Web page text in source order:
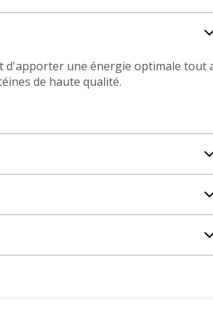
d'apporter une énergie optimale tout
de haute qualité.